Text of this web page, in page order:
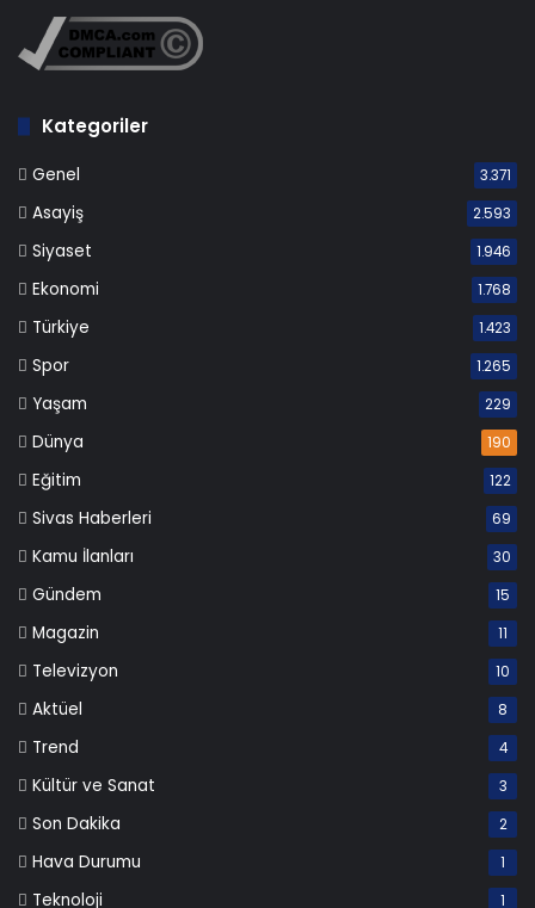
Kategoriler
Genel 3.371
Asayiş 2.593
Siyaset 1.946
Ekonomi 1.768
Türkiye 1.423
Spor 1.265
Yaşam 229
Dünya 190
Eğitim 122
Sivas Haberleri 69
Kamu İlanları 30
Gündem 15
Magazin 11
Televizyon 10
Aktüel 8
Trend 4
Kültür ve Sanat 3
Son Dakika 2
Hava Durumu 1
Teknoloji 1